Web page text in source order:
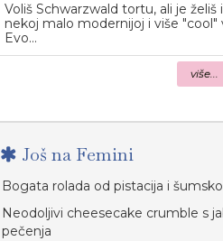
Voliš Schwarzwald tortu, ali je želiš
nekoj malo modernijoj i više "cool"
Evo...
više...
Još na Femini
Bogata rolada od pistacija i
Neodoljivi cheesecake crumble s
pečenja